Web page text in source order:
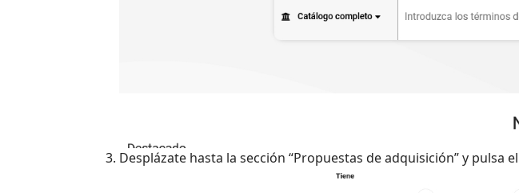
Desplázate hasta la sección “Propuestas de adquisición” y pulsa